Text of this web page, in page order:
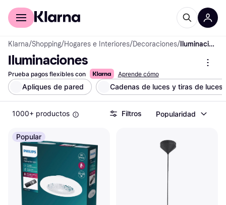
Comprar con Klarna
Klarna/Shopping/Hogares e Interiores/Decoraciones/ Iluminaciones
Iluminaciones
Prueba pagos flexibles con Aprende cómo
Apliques de pared Cadenas de luces y tiras de luces
1000+ productos Filtros Popularidad
Popular